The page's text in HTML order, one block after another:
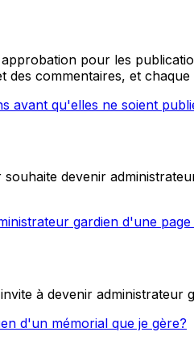
pour les
des commentaires, et
avant qu'elles ne soient
devenir
gardien d'une page
à devenir administrateur
d'un mémorial que je gère?